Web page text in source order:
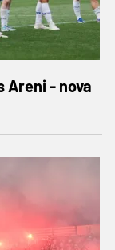
Areni - nova